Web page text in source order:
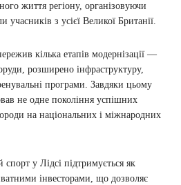
життя регіону, організовуючи
учасників з усієї Великої Британії.
кілька етапів модернізації —
розширено інфраструктуру,
програми. Завдяки цьому
не одне покоління успішних
на національних і міжнародних
у Лідсі підтримується як
інвесторами, що дозволяє